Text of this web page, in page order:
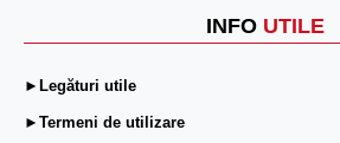
INFO UTILE
►Legături utile
►Termeni de utilizare